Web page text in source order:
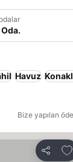
Havuz
Bize yapılan
Paylaş